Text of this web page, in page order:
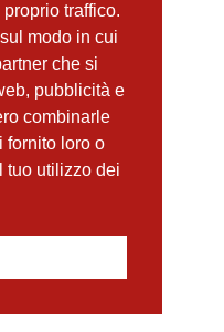
traffico.
modo in cui
che si
pubblicità e
combinarle
fornito loro o
tuo utilizzo dei